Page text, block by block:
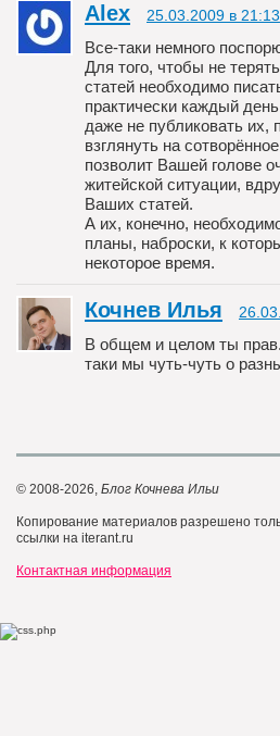
Alex 25.03.2009 в 21:13
Все-таки немного
Для того, чтобы не
статей необходимо
практически каждый
даже не публиковать их,
взглянуть на
позволит Вашей голове
житейской ситуации,
Ваших статей.
А их, конечно,
планы, наброски, к
некоторое время.
Кочнев Илья
В общем и целом ты
таки мы чуть-чуть о
© 2008-2026, Блог Кочнева Ильи
Копирование материалов разрешено
ссылки на iterant.ru
Контактная информация